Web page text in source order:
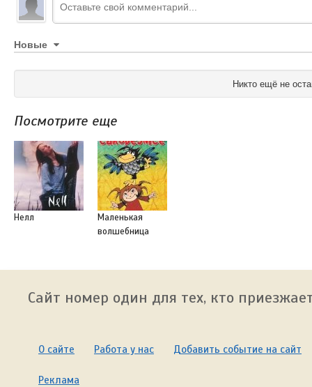
Новые
Никто ещё не
Посмотрите еще
Нелл
Маленькая
волшебница
Сайт номер один для тех, кто
О сайте Работа у нас Добавить событие на сайт
Реклама